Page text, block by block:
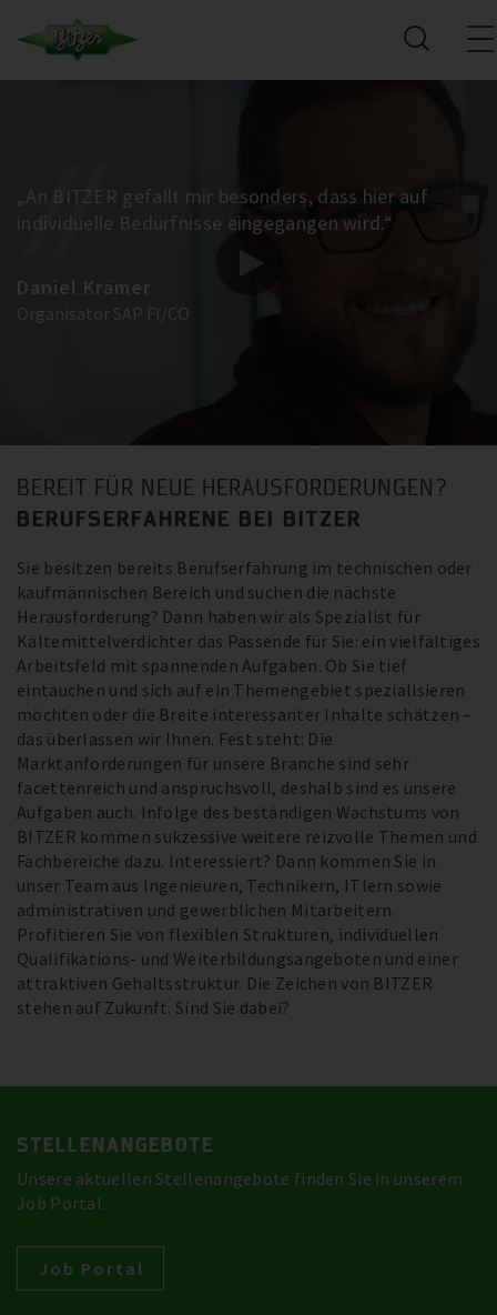
„An BITZER gefällt mir besonders, dass hier auf
individuelle Bedürfnisse eingegangen wird.“
Daniel Krämer
Organisator SAP FI/CO
BEREIT FÜR NEUE HERAUSFORDERUNGEN?
BERUFSERFAHRENE BEI BITZER
Sie besitzen bereits Berufserfahrung im technischen oder
kaufmännischen Bereich und suchen die nächste
Herausforderung? Dann haben wir als Spezialist für
Kältemittelverdichter das Passende für Sie: ein vielfältiges
Arbeitsfeld mit spannenden Aufgaben. Ob Sie tief
eintauchen und sich auf ein Themengebiet spezialisieren
möchten oder die Breite interessanter Inhalte schätzen –
das überlassen wir Ihnen. Fest steht: Die
Marktanforderungen für unsere Branche sind sehr
facettenreich und anspruchsvoll, deshalb sind es unsere
Aufgaben auch. Infolge des beständigen Wachstums von
BITZER kommen sukzessive weitere reizvolle Themen und
Fachbereiche dazu. Interessiert? Dann kommen Sie in
unser Team aus Ingenieuren, Technikern, ITlern sowie
administrativen und gewerblichen Mitarbeitern.
Profitieren Sie von flexiblen Strukturen, individuellen
Qualifikations- und Weiterbildungsangeboten und einer
attraktiven Gehaltsstruktur. Die Zeichen von BITZER
stehen auf Zukunft. Sind Sie dabei?
STELLENANGEBOTE
Unsere aktuellen Stellenangebote finden Sie in unserem
Job Portal.
Job Portal